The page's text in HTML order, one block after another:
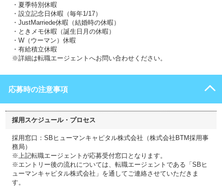
・夏季特別休暇
・設立記念日休暇（毎年1/17）
・JustMarriede休暇（結婚時の休暇）
・ときメモ休暇（誕生日月の休暇）
・W（ウーマン）休暇
・有給積立休暇
※詳細は転職エージェントへお問い合わせください。
応募時の注意事項
採用スケジュール・プロセス
採用窓口：SBヒューマンキャピタル株式会社（株式会社BTM採用事
務局）
※上記転職エージェントが応募受付窓口となります。
※エントリー後の流れについては、転職エージェントである「SBヒ
ューマンキャピタル株式会社」を通してご連絡させていただきま
す。